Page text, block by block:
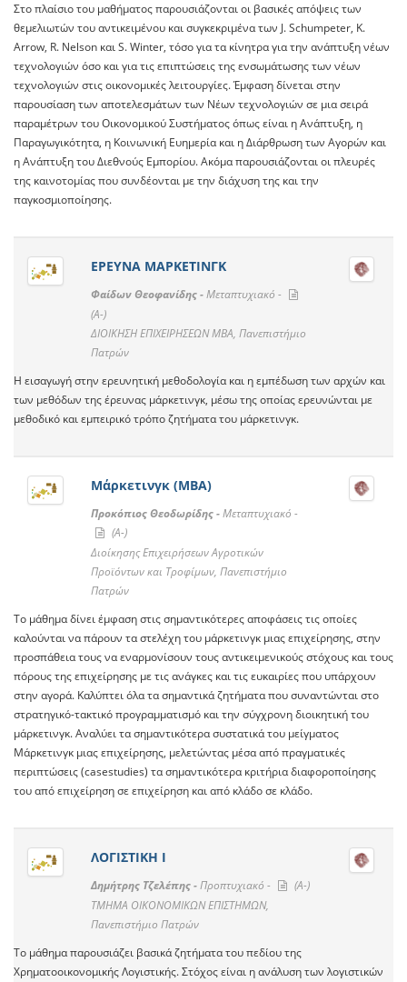
Στο πλαίσιο του μαθήματος παρουσιάζονται οι βασικές απόψεις των
θεμελιωτών του αντικειμένου και συγκεκριμένα των J. Schumpeter, K.
Arrow, R. Nelson και S. Winter, τόσο για τα κίνητρα για την ανάπτυξη νέων
τεχνολογιών όσο και για τις επιπτώσεις της ενσωμάτωσης των νέων
τεχνολογιών στις οικονομικές λειτουργίες. Έμφαση δίνεται στην
παρουσίαση των αποτελεσμάτων των Νέων τεχνολογιών σε μια σειρά
παραμέτρων του Οικονομικού Συστήματος όπως είναι η Ανάπτυξη, η
Παραγωγικότητα, η Κοινωνική Ευημερία και η Διάρθρωση των Αγορών και
η Ανάπτυξη του Διεθνούς Εμπορίου. Ακόμα παρουσιάζονται οι πλευρές
της καινοτομίας που συνδέονται με την διάχυση της και την
παγκοσμιοποίησης.
ΕΡΕΥΝΑ ΜΑΡΚΕΤΙΝΓΚ
Φαίδων Θεοφανίδης -Μεταπτυχιακό -
(A-)
ΔΙΟΙΚΗΣΗ ΕΠΙΧΕΙΡΗΣΕΩΝ ΜΒΑ, Πανεπιστήμιο
Πατρών
Η εισαγωγή στην ερευνητική μεθοδολογία και η εμπέδωση των αρχών και
των μεθόδων της έρευνας μάρκετινγκ, μέσω της οποίας ερευνώνται με
μεθοδικό και εμπειρικό τρόπο ζητήματα του μάρκετινγκ.
Μάρκετινγκ (ΜΒΑ)
Προκόπιος Θεοδωρίδης -Μεταπτυχιακό -
(A-)
Διοίκησης Επιχειρήσεων Αγροτικών
Προϊόντων και Τροφίμων, Πανεπιστήμιο
Πατρών
Το μάθημα δίνει έμφαση στις σημαντικότερες αποφάσεις τις οποίες
καλούνται να πάρουν τα στελέχη του μάρκετινγκ μιας επιχείρησης, στην
προσπάθεια τους να εναρμονίσουν τους αντικειμενικούς στόχους και τους
πόρους της επιχείρησης με τις ανάγκες και τις ευκαιρίες που υπάρχουν
στην αγορά. Καλύπτει όλα τα σημαντικά ζητήματα που συναντώνται στο
στρατηγικό-τακτικό προγραμματισμό και την σύγχρονη διοικητική του
μάρκετινγκ. Αναλύει τα σημαντικότερα συστατικά του μείγματος
Μάρκετινγκ μιας επιχείρησης, μελετώντας μέσα από πραγματικές
περιπτώσεις (casestudies) τα σημαντικότερα κριτήρια διαφοροποίησης
του από επιχείρηση σε επιχείρηση και από κλάδο σε κλάδο.
ΛΟΓΙΣΤΙΚΗ Ι
Δημήτρης Τζελέπης -Προπτυχιακό -
(A-)
TMHMA ΟΙΚΟΝΟΜΙΚΩΝ ΕΠΙΣΤΗΜΩΝ,
Πανεπιστήμιο Πατρών
Το μάθημα παρουσιάζει βασικά ζητήματα του πεδίου της
Χρηματοοικονομικής Λογιστικής. Στόχος είναι η ανάλυση των λογιστικών